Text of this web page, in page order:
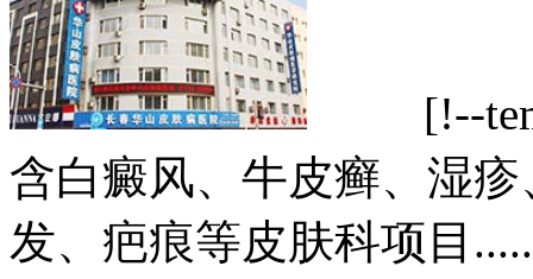
[!--
含白癜风、牛皮癣、湿
发、疤痕等皮肤科项目